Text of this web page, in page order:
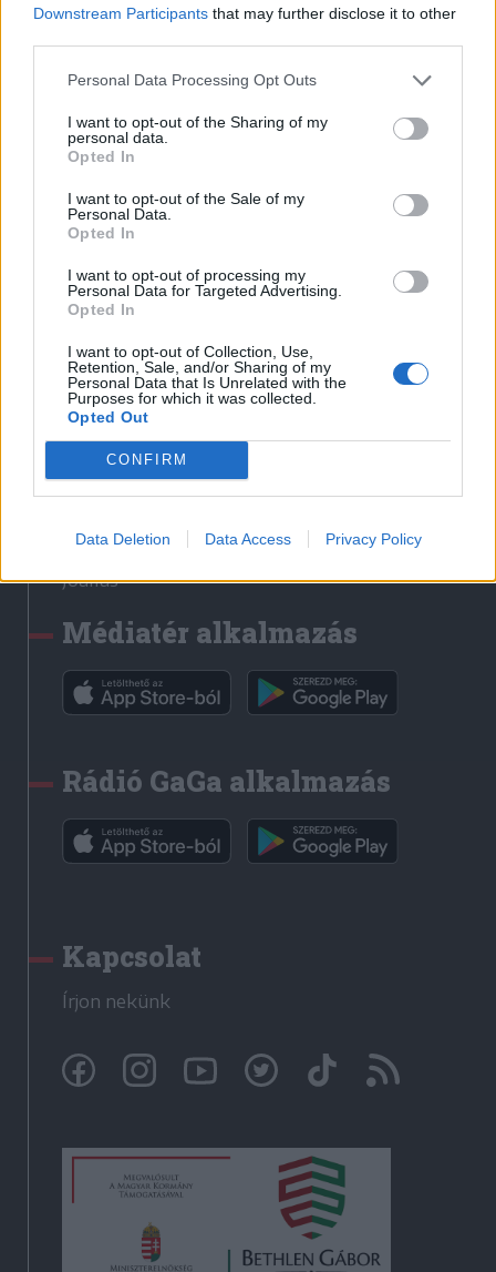
Downstream Participants that may further disclose it to other
Personal Data Processing Opt Outs
I want to opt-out of the Sharing of my
personal data.
Opted In
I want to opt-out of the Sale of my
Personal Data.
Opted In
I want to opt-out of processing my
Personal Data for Targeted Advertising.
Opted In
I want to opt-out of Collection, Use,
Retention, Sale, and/or Sharing of my
Personal Data that Is Unrelated with the
Purposes for which it was collected.
Opted Out
CONFIRM
Data Deletion Data Access Privacy Policy
Hozzászólási szabályzat
Nyomtatott lapjaink archívuma
Székely Hírmondó archívuma
Sütibeállítások
Médiatér
Liget
Krónika
Bihari Napló
Erdélyi Napló
Főtér
Rádió GaGa
Jóállás
Médiatér alkalmazás
Rádió GaGa alkalmazás
Kapcsolat
Írjon nekünk